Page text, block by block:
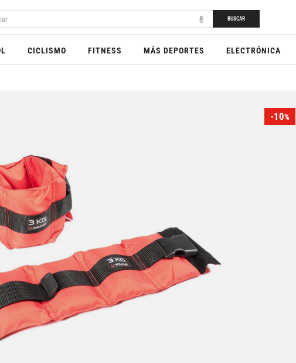
BUSCAR
CICLISMO FITNESS MÁS DEPORTES ELECTRÓNICA
-10%